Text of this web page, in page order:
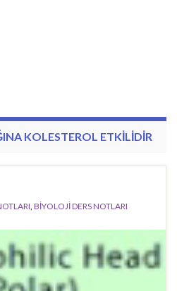
KOLESTEROL ETKILIDIR
, BİYOLOJİ DERS NOTLARI